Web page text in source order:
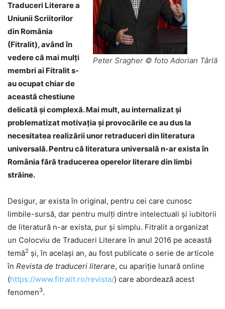
Peter Sragher © foto Adorian Târlă
Traduceri Literare a
Uniunii Scriitorilor
din România
(Fitralit), având în
vedere că mai mulți
membri ai Fitralit s-
au ocupat chiar de
această chestiune
delicată și complexă. Mai mult, au internalizat și
problematizat motivația și provocările ce au dus la
necesitatea realizării unor retraduceri din literatura
universală. Pentru că literatura universală n-ar exista în
România fără traducerea operelor literare din limbi
străine.
Desigur, ar exista în original, pentru cei care cunosc
limbile-sursă, dar pentru mulți dintre intelectuali și iubitorii
de literatură n-ar exista, pur și simplu. Fitralit a organizat
un Colocviu de Traduceri Literare în anul 2016 pe această
temă2 și, în același an, au fost publicate o serie de articole
în Revista de traduceri literare, cu apariție lunară online
(https://www.fitralit.ro/revista/) care abordează acest
fenomen3.